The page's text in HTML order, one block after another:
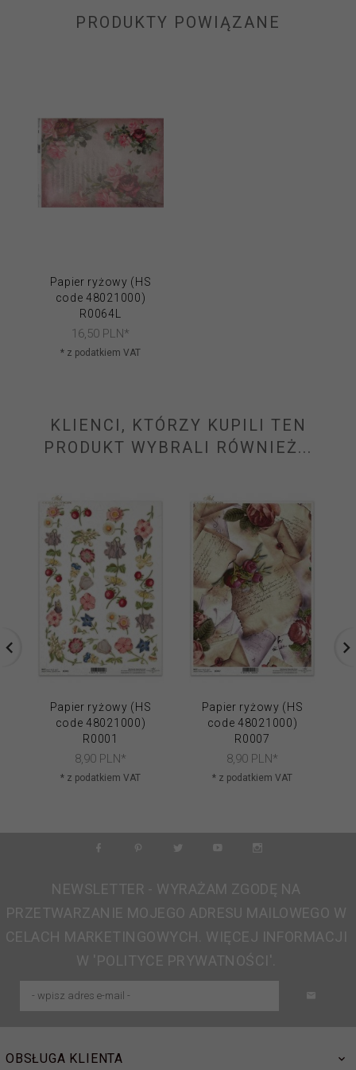
PRODUKTY POWIĄZANE
Papier ryżowy (HS
code 48021000)
R0064L
16,50 PLN*
* z podatkiem VAT
KLIENCI, KTÓRZY KUPILI TEN
PRODUKT WYBRALI RÓWNIEŻ...
Papier ryżowy (HS
code 48021000)
R0001
8,90 PLN*
* z podatkiem VAT
Papier ryżowy (HS
code 48021000)
R0007
8,90 PLN*
* z podatkiem VAT
NEWSLETTER - WYRAŻAM ZGODĘ NA
PRZETWARZANIE MOJEGO ADRESU MAILOWEGO W
CELACH MARKETINGOWYCH. WIĘCEJ INFORMACJI
W 'POLITYCE PRYWATNOŚCI'.
OBSŁUGA KLIENTA